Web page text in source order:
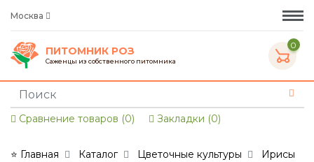
Москва
ПИТОМНИК РОЗ
Саженцы из собственного питомника
0
Сравнение товаров (0) Закладки (0)
⭐ Главная Каталог Цветочные культуры
Ирисы